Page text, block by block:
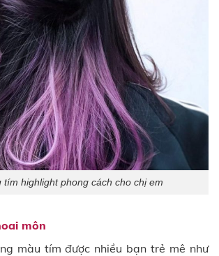
tím highlight phong cách cho chị em
môn
màu tím được nhiều bạn trẻ mê như